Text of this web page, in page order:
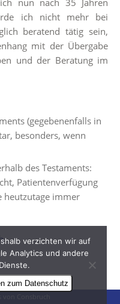
nun nach 35 Jahren
ich nicht mehr bei
beratend tätig sein,
mit der Übergabe
und der Beratung im
(gegebenenfalls in
besonders, wenn
des Testaments:
Patientenverfügung
heutzutage immer
von Consbruch
verzichten wir auf
Analytics und andere
zum Datenschutz